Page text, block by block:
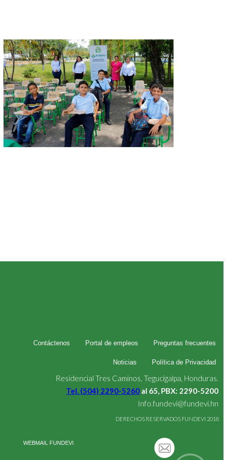
Contáctenos Portal de empleos Preguntas frecuentes
Noticias Política de Privacidad
Residencial Tres Caminos, Tegucigalpa, Honduras.
Tel. (504) 2290-5260 al 65, PBX: 2290-5200
Info.fundevi@fundevi.hn
DERECHOS RESERVADOS FUNDEVI 2018
WEBMAIL FUNDEVI